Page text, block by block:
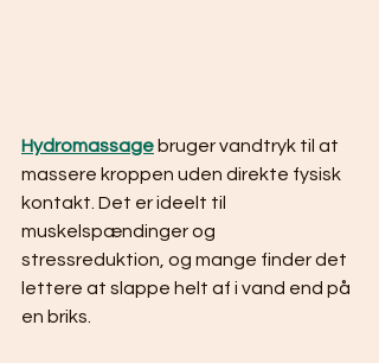
Hydromassage bruger vandtryk til at
massere kroppen uden direkte fysisk
kontakt. Det er ideelt til
muskelspændinger og
stressreduktion, og mange finder det
lettere at slappe helt af i vand end på
en briks.